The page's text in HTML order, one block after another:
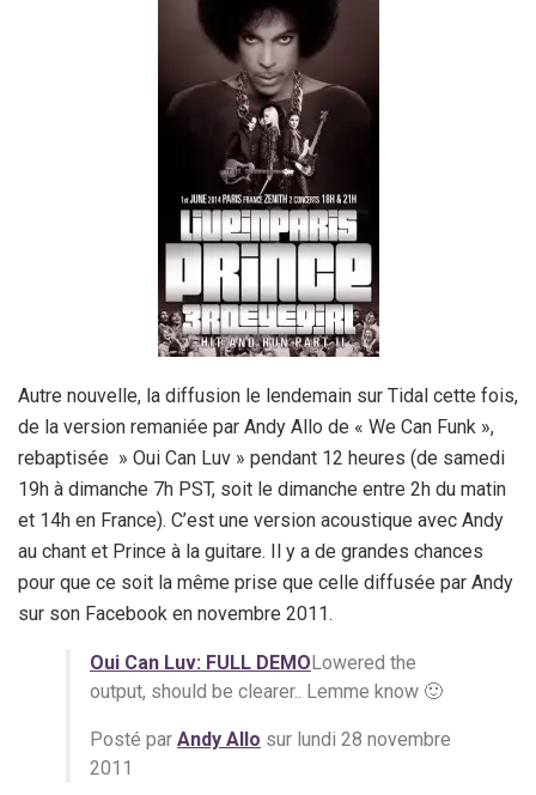
Autre nouvelle, la diffusion le lendemain sur Tidal cette fois,
de la version remaniée par Andy Allo de « We Can Funk »,
rebaptisée » Oui Can Luv » pendant 12 heures (de samedi
19h à dimanche 7h PST, soit le dimanche entre 2h du matin
et 14h en France). C’est une version acoustique avec Andy
au chant et Prince à la guitare. Il y a de grandes chances
pour que ce soit la même prise que celle diffusée par Andy
sur son Facebook en novembre 2011.
Oui Can Luv: FULL DEMOLowered the
output, should be clearer.. Lemme know 🙂
Posté par Andy Allo sur lundi 28 novembre
2011